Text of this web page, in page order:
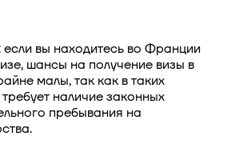
вы находитесь во Франции
шансы на получение визы в
малы, так как в таких
наличие законных
пребывания на